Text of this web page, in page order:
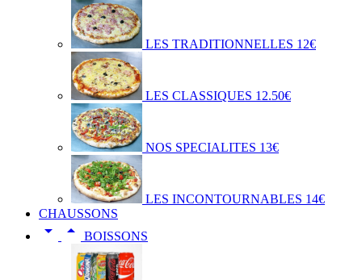
LES TRADITIONNELLES 12€
LES CLASSIQUES 12.50€
NOS SPECIALITES 13€
LES INCONTOURNABLES 14€
CHAUSSONS
  BOISSONS